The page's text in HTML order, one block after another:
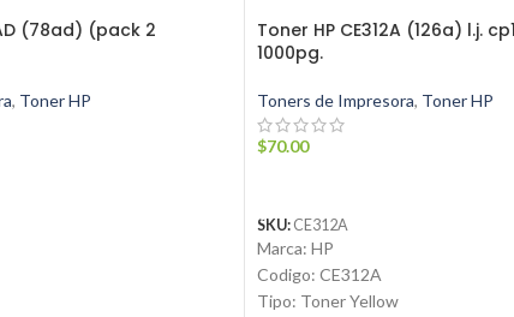
(78ad) (pack 2
, Toner HP
Toner HP CE312A (126a) l.j.
1000pg.
Toners de Impresora, Toner HP
$70.00
SKU: CE312A
Marca: HP
Codigo: CE312A
Tipo: Toner Yellow